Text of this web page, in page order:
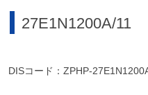
27E1N1200A/11
DISコード：ZPHP-